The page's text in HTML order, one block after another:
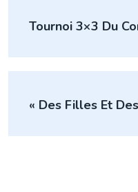
de
l’article
Tournoi 3×3 Du
« Des Filles Et